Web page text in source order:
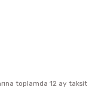
toplamda 12 ay taksit